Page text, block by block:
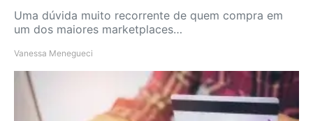
Uma dúvida muito recorrente de quem compra em
um dos maiores marketplaces…
Vanessa Menegueci